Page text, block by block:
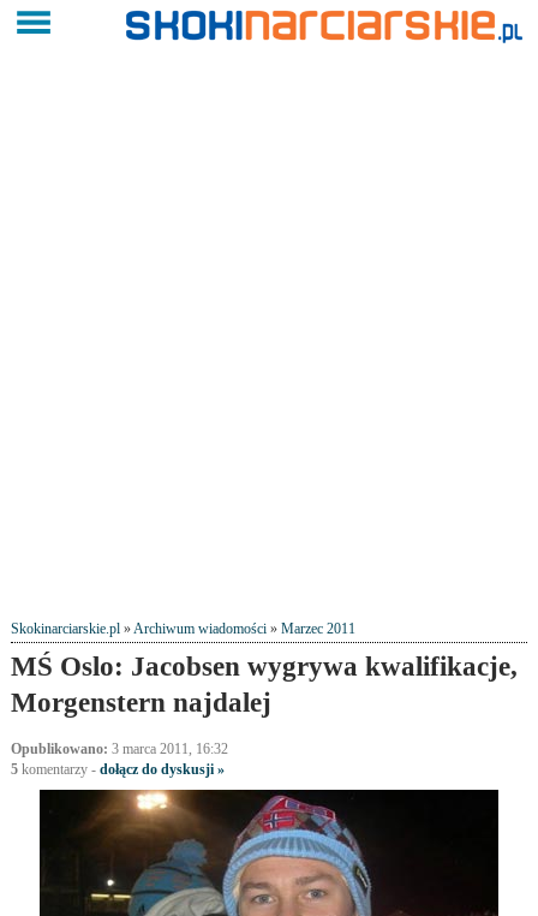
Skokinarciarskie.pl»Archiwum wiadomości» Marzec 2011
MŚ Oslo: Jacobsen wygrywa kwalifikacje,
Morgenstern najdalej
Opublikowano: 3 marca 2011, 16:32
5komentarzy- dołącz do dyskusji »